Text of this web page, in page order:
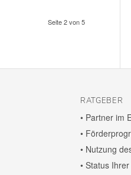
Seite 2 von 5
RATGEBER
• Partner im
•
• Nutzung
• Status